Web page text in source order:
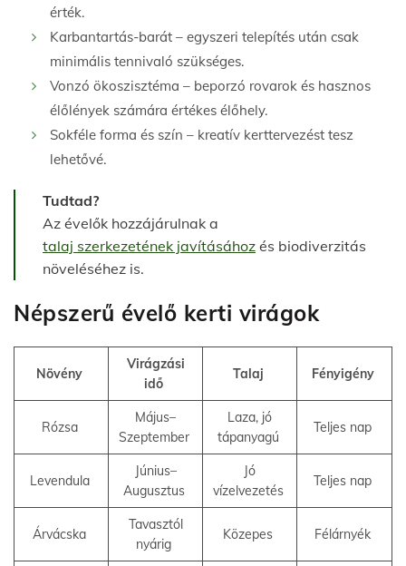
érték.
Karbantartás-barát – egyszeri telepítés után csak
minimális tennivaló szükséges.
Vonzó ökoszisztéma – beporzó rovarok és hasznos
élőlények számára értékes élőhely.
Sokféle forma és szín – kreatív kerttervezést tesz
lehetővé.
Tudtad?
Az évelők hozzájárulnak a
talaj szerkezetének javításához és biodiverzitás
növeléséhez is.
Népszerű évelő kerti virágok
Növény
Virágzási
idő
Talaj Fényigény
Rózsa
Május–
Szeptember
Laza, jó
tápanyagú
Teljes nap
Levendula
Június–
Augusztus
Jó
vízelvezetés
Teljes nap
Árvácska
Tavasztól
nyárig
Közepes Félárnyék